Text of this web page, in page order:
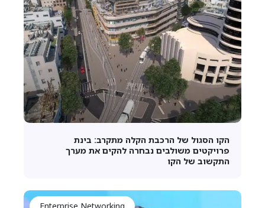
הקו הסגול של הרכבת הקלה מתקרב: בינת
פרויקטים משולבים נבחרה להקים את מערך
התקשוב של הקו